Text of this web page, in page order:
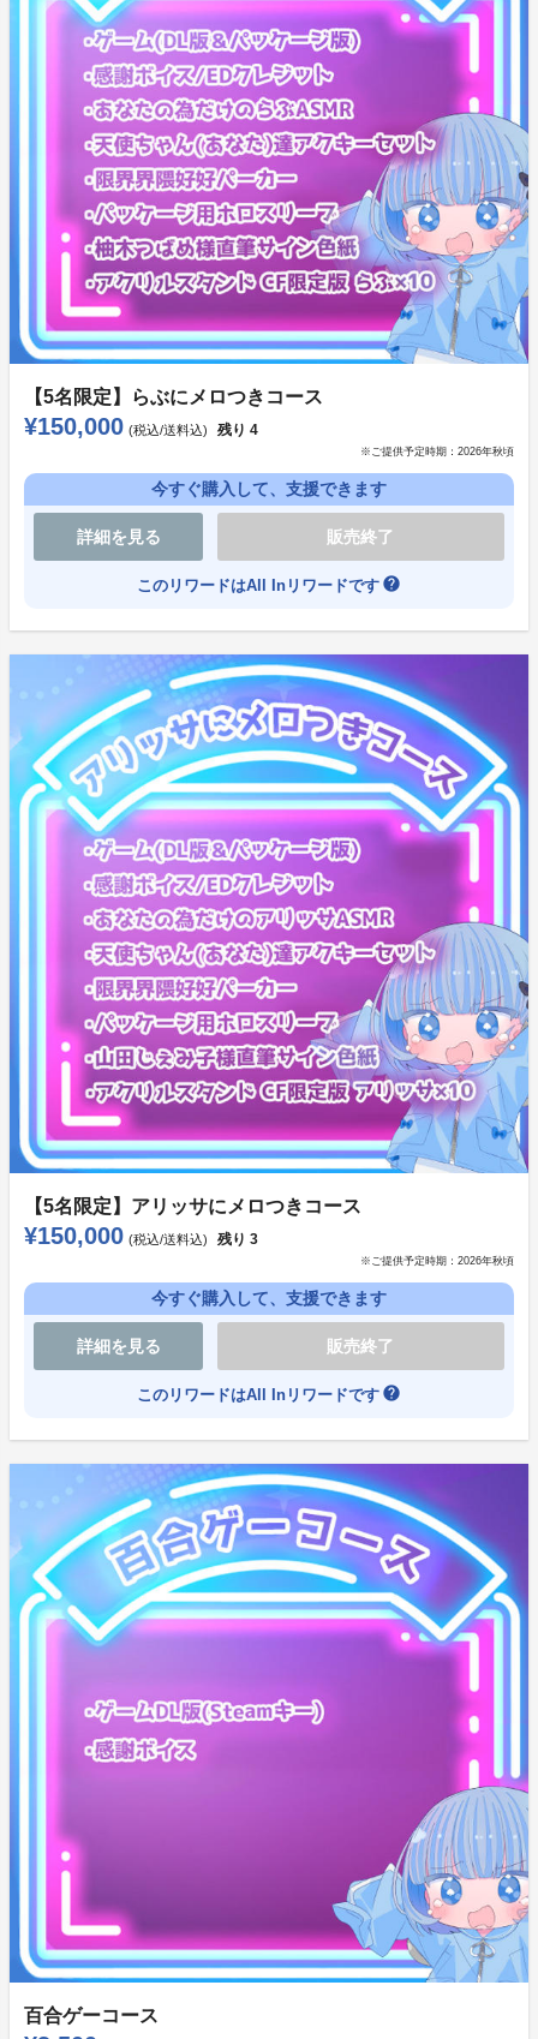
天使ちゃん(あなた)達アクキーセット
限界界隈好好パーカー
金子ある先生描き下ろし複製サイン色紙
【らぶにメロつきコース】(5名限定)
ゲームDL版(Steamキー)
感謝ボイス
EDクレジット
あなたの為だけのらぶASMR
ゲームパッケージ版(ディスクレス仕様)
天使ちゃん(あなた)達アクキーセット
限界界隈好好パーカー
パッケージ用ホロスリーブ
アクリルスタンド CF限定版 らぶ×10
【アリッサにメロつきコース】(5名限定)
ゲームDL版(Steamキー)
あなたの為だけのアリッサASMR
ゲームパッケージ版(ディスクレス仕様)
天使ちゃん(あなた)達アクキーセット
限界界隈好好パーカー
パッケージ用ホロスリーブ
山田じぇみ子様直筆サイン色紙
アクリルスタンド CF限定版 アリッサ×10
※感謝ボイス・EDクレジット・パッケージ用ホロスリ
ーブは既存コースと同一です。
詳細はページ下部のリターン品紹介をご確認くださ
い。
※アクリルスタンドのデザインは既存コースのリターン
品である「選べるアクリルスタンド」と同一です。
※ゲーム、パーカーは今後一般発売を予定しておりま
す。
リターン品の紹介
ゲームDL版（Steamキー）
ゲーム配信プラットフォームSteamより本作をDLいた
その他配信サービスではご利用いただけませんので、予
めご了承ください。
一般販売と同一商品となります。キーは発売日に合わせ
て送付致します。
ゲームパッケージ版(ディスクレス仕様)
一般販売と同一商品となります。ゲームは発売日に合わ
せて発送致します。
※パッケージ版に物理的なディスクは付属しません。ア
ニメイトゲームスよりDL可能なコードの書かれた用紙
をを封入いたします。
【5名限定】らぶにメロつきコース
¥150,000 (税込/送料込) 残り 4
※ご提供予定時期： 2026年秋頃
今すぐ購入して、支援できます
詳細を見る 販売終了
このリワードはAll Inリワードです help
【5名限定】アリッサにメロつきコース
¥150,000 (税込/送料込) 残り 3
※ご提供予定時期： 2026年秋頃
今すぐ購入して、支援できます
詳細を見る 販売終了
このリワードはAll Inリワードです help
百合ゲーコース